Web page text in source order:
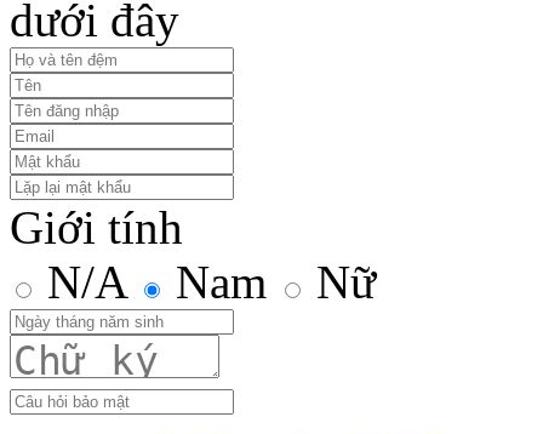
dưới đây
Giới tính
N/A
Nam Nữ